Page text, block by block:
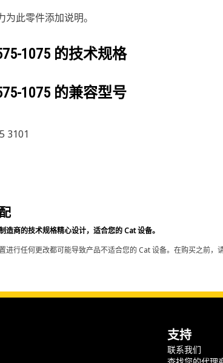
为此零件添加说明。
1075 的技术规格
1075 的兼容型号
3101
造商的技术规格精心设计，适合您的 Cat 设备。
进行任何更改都可能导致产品不适合您的 Cat 设备。在购买之前
支持
联系我们